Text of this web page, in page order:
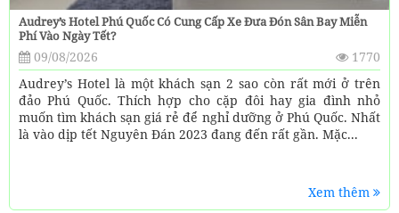
Audrey’s Hotel Phú Quốc Có Cung Cấp Xe Đưa Đón Sân Bay Miễn
Phí Vào Ngày Tết?
09/08/2026
1770
Audrey’s Hotel là một khách sạn 2 sao còn rất mới ở trên
đảo Phú Quốc. Thích hợp cho cặp đôi hay gia đình nhỏ
muốn tìm khách sạn giá rẻ để nghỉ dưỡng ở Phú Quốc. Nhất
là vào dịp tết Nguyên Đán 2023 đang đến rất gần. Mặc...
Xem thêm